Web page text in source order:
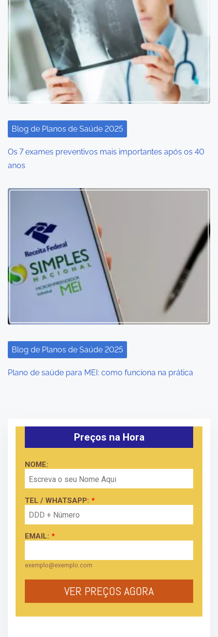
Blog de Planos de Saúde 2025
Os 7 exames preventivos mais importantes após os 40
anos
Blog de Planos de Saúde 2025
Plano de saúde para MEI: como funciona na prática